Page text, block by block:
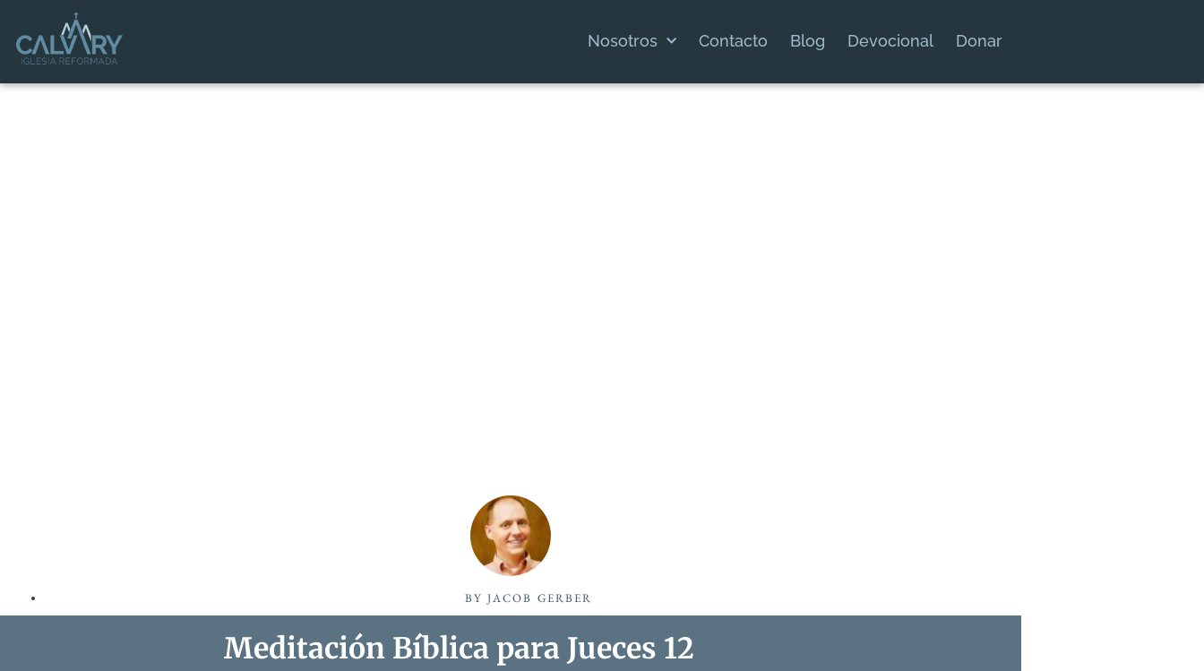
Nosotros Contacto Blog Devocional Donar
BY JACOB GERBER
Meditación Bíblica para Jueces 12